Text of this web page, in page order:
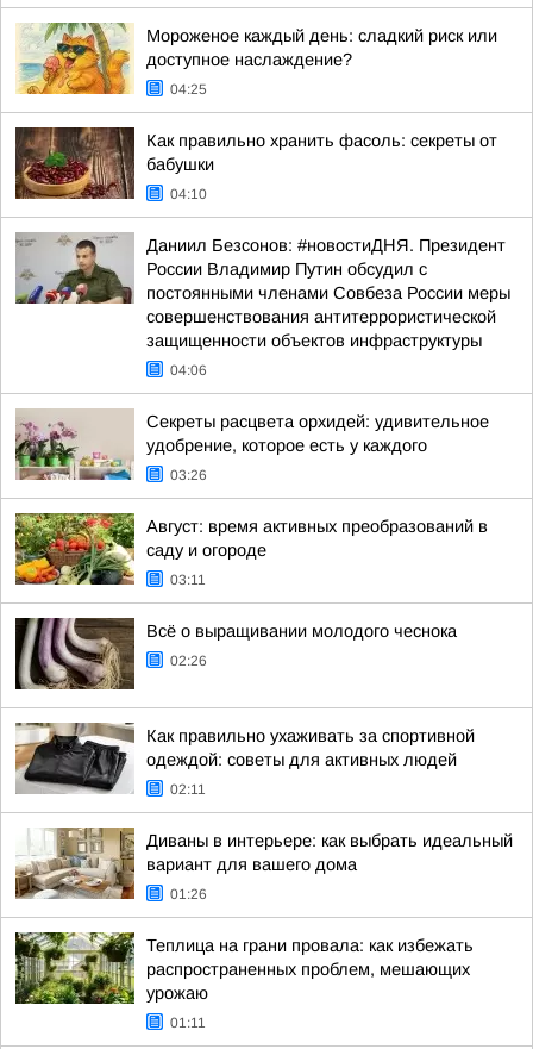
Мороженое каждый день: сладкий риск или
доступное наслаждение?
04:25
Как правильно хранить фасоль: секреты от
бабушки
04:10
Даниил Безсонов: #новостиДНЯ. Президент
России Владимир Путин обсудил с
постоянными членами Совбеза России меры
совершенствования антитеррористической
защищенности объектов инфраструктуры
04:06
Секреты расцвета орхидей: удивительное
удобрение, которое есть у каждого
03:26
Август: время активных преобразований в
саду и огороде
03:11
Всё о выращивании молодого чеснока
02:26
Как правильно ухаживать за спортивной
одеждой: советы для активных людей
02:11
Диваны в интерьере: как выбрать идеальный
вариант для вашего дома
01:26
Теплица на грани провала: как избежать
распространенных проблем, мешающих
урожаю
01:11